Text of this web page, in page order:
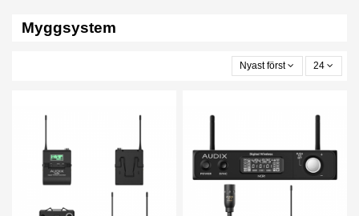
Myggsystem
Nyast först 24